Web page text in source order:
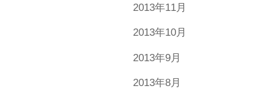
2013年11月
2013年10月
2013年9月
2013年8月